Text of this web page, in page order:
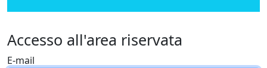
Accesso all'area riservata
E-mail